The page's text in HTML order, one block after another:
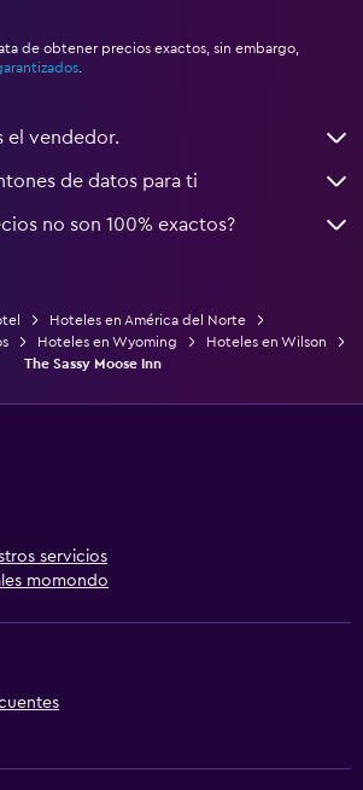
de obtener precios exactos, sin embargo,
el vendedor.
de datos para ti
no son 100% exactos?
Hoteles en América del Norte
Hoteles en Wyoming
Hoteles en Wilson
The Sassy Moose Inn
servicios
momondo